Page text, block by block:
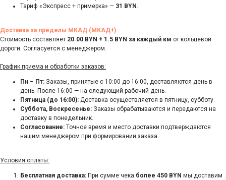
Тариф «Экспресс + примерка» — 31 BYN
Доставка за пределы МКАД (МКАД+)
Стоимость составляет 20.00 BYN + 1.5 BYN за каждый км от кольцевой
дороги. Согласуется с менеджером.
График приема и обработки заказов:
Пн – Пт: Заказы, принятые с 10:00 до 16:00, доставляются день в
день. После 16:00 — на следующий рабочий день.
Пятница (до 16:00): Доставка осуществляется в пятницу, субботу.
Суббота, Воскресенье: Заказы обрабатываются и передаются на
доставку в понедельник.
Согласование: Точное время и место доставки подтверждаются
нашим менеджером при формировании заказа.
Условия оплаты:
Бесплатная доставка: При сумме чека более 450 BYN мы доставим